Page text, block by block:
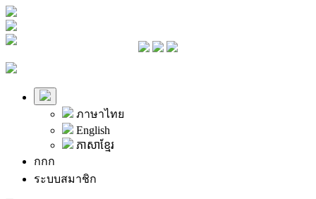
ภาษาไทย
English
ភាសាខ្មែរ
กกก
ระบบสมาชิก